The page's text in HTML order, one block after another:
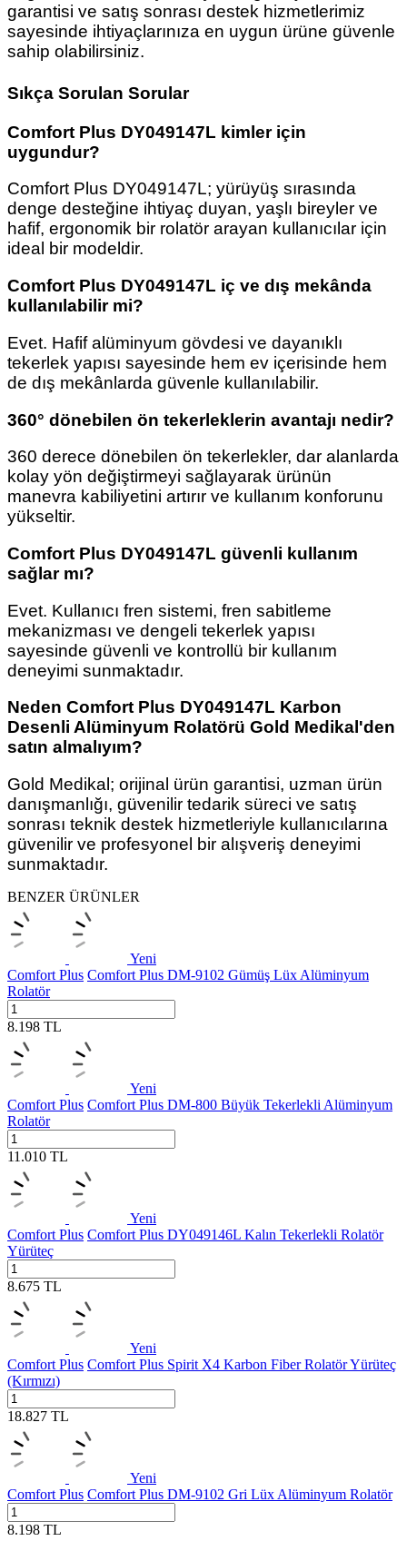
garantisi ve satış sonrası destek hizmetlerimiz
sayesinde ihtiyaçlarınıza en uygun ürüne güvenle
sahip olabilirsiniz.
Sıkça Sorulan Sorular
Comfort Plus DY049147L kimler için
uygundur?
Comfort Plus DY049147L; yürüyüş sırasında
denge desteğine ihtiyaç duyan, yaşlı bireyler ve
hafif, ergonomik bir rolatör arayan kullanıcılar için
ideal bir modeldir.
Comfort Plus DY049147L iç ve dış mekânda
kullanılabilir mi?
Evet. Hafif alüminyum gövdesi ve dayanıklı
tekerlek yapısı sayesinde hem ev içerisinde hem
de dış mekânlarda güvenle kullanılabilir.
360° dönebilen ön tekerleklerin avantajı nedir?
360 derece dönebilen ön tekerlekler, dar alanlarda
kolay yön değiştirmeyi sağlayarak ürünün
manevra kabiliyetini artırır ve kullanım konforunu
yükseltir.
Comfort Plus DY049147L güvenli kullanım
sağlar mı?
Evet. Kullanıcı fren sistemi, fren sabitleme
mekanizması ve dengeli tekerlek yapısı
sayesinde güvenli ve kontrollü bir kullanım
deneyimi sunmaktadır.
Neden Comfort Plus DY049147L Karbon
Desenli Alüminyum Rolatörü Gold Medikal'den
satın almalıyım?
Gold Medikal; orijinal ürün garantisi, uzman ürün
danışmanlığı, güvenilir tedarik süreci ve satış
sonrası teknik destek hizmetleriyle kullanıcılarına
güvenilir ve profesyonel bir alışveriş deneyimi
sunmaktadır.
BENZER ÜRÜNLER
Yeni
Comfort Plus Comfort Plus DM-9102 Gümüş Lüx Alüminyum
Rolatör
8.198 TL
Yeni
Comfort Plus Comfort Plus DM-800 Büyük Tekerlekli Alüminyum
Rolatör
11.010 TL
Yeni
Comfort Plus Comfort Plus DY049146L Kalın Tekerlekli Rolatör
Yürüteç
8.675 TL
Yeni
Comfort Plus Comfort Plus Spirit X4 Karbon Fiber Rolatör Yürüteç
(Kırmızı)
18.827 TL
Yeni
Comfort Plus Comfort Plus DM-9102 Gri Lüx Alüminyum Rolatör
8.198 TL